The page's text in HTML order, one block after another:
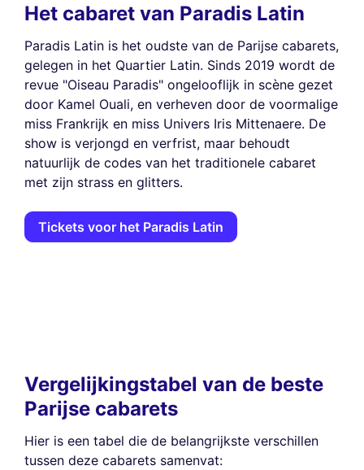
Het cabaret van Paradis Latin
Paradis Latin is het oudste van de Parijse cabarets,
gelegen in het Quartier Latin. Sinds 2019 wordt de
revue "Oiseau Paradis" ongelooflijk in scène gezet
door Kamel Ouali, en verheven door de voormalige
miss Frankrijk en miss Univers Iris Mittenaere. De
show is verjongd en verfrist, maar behoudt
natuurlijk de codes van het traditionele cabaret
met zijn strass en glitters.
Tickets voor het Paradis Latin
Vergelijkingstabel van de beste
Parijse cabarets
Hier is een tabel die de belangrijkste verschillen
tussen deze cabarets samenvat: